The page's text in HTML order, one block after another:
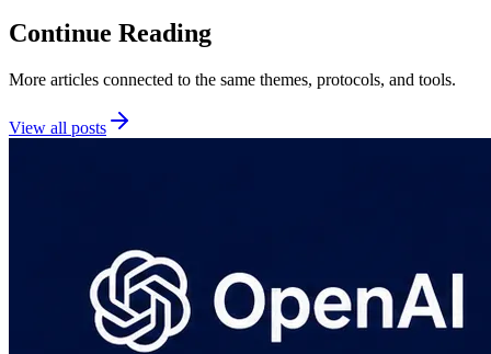
Continue Reading
More articles connected to the same themes, protocols, and tools.
View all posts